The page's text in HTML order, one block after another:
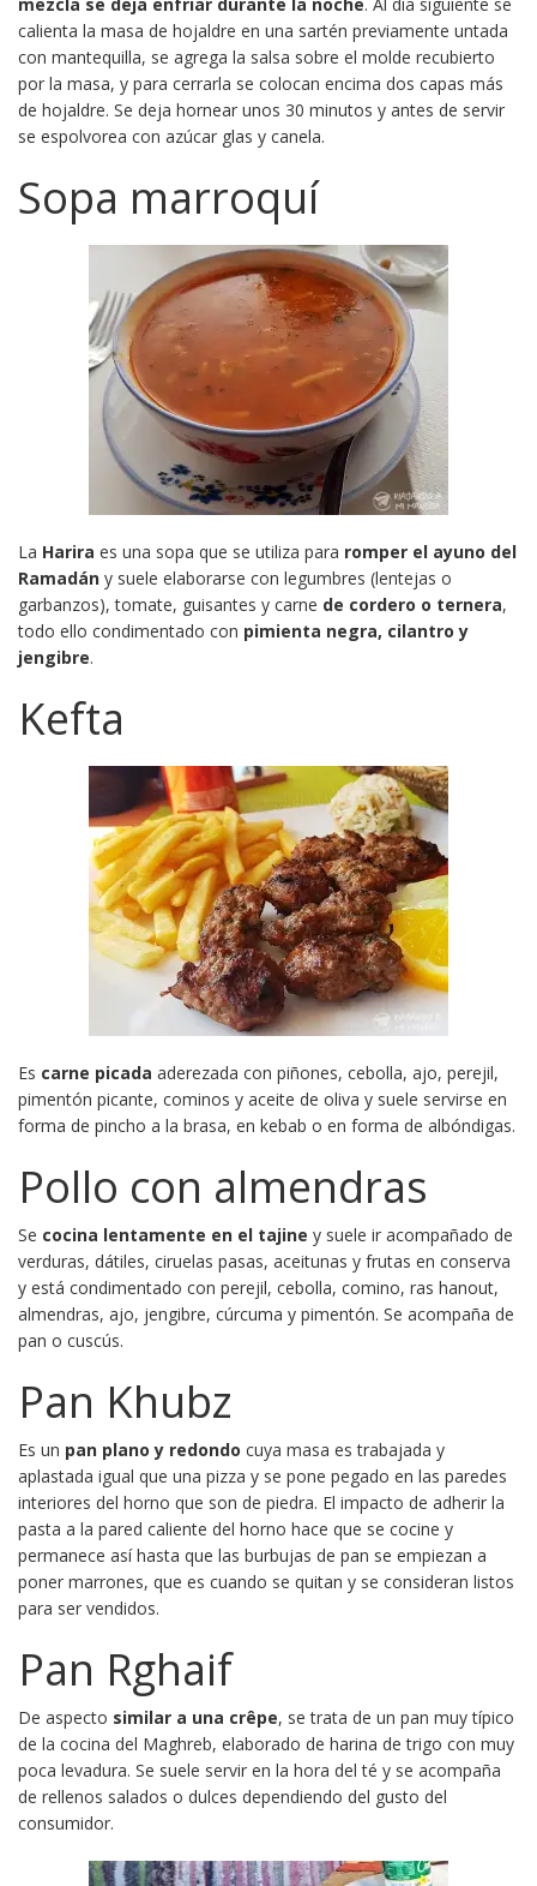
mezcla se deja enfriar durante la noche. Al día siguiente se
calienta la masa de hojaldre en una sartén previamente untada
con mantequilla, se agrega la salsa sobre el molde recubierto
por la masa, y para cerrarla se colocan encima dos capas más
de hojaldre. Se deja hornear unos 30 minutos y antes de servir
se espolvorea con azúcar glas y canela.
Sopa marroquí
La Harira es una sopa que se utiliza para romper el ayuno del
Ramadán y suele elaborarse con legumbres (lentejas o
garbanzos), tomate, guisantes y carne de cordero o ternera,
todo ello condimentado con pimienta negra, cilantro y
jengibre.
Kefta
Es carne picada aderezada con piñones, cebolla, ajo, perejil,
pimentón picante, cominos y aceite de oliva y suele servirse en
forma de pincho a la brasa, en kebab o en forma de albóndigas.
Pollo con almendras
Se cocina lentamente en el tajine y suele ir acompañado de
verduras, dátiles, ciruelas pasas, aceitunas y frutas en conserva
y está condimentado con perejil, cebolla, comino, ras hanout,
almendras, ajo, jengibre, cúrcuma y pimentón. Se acompaña de
pan o cuscús.
Pan Khubz
Es un pan plano y redondo cuya masa es trabajada y
aplastada igual que una pizza y se pone pegado en las paredes
interiores del horno que son de piedra. El impacto de adherir la
pasta a la pared caliente del horno hace que se cocine y
permanece así hasta que las burbujas de pan se empiezan a
poner marrones, que es cuando se quitan y se consideran listos
para ser vendidos.
Pan Rghaif
De aspecto similar a una crêpe, se trata de un pan muy típico
de la cocina del Maghreb, elaborado de harina de trigo con muy
poca levadura. Se suele servir en la hora del té y se acompaña
de rellenos salados o dulces dependiendo del gusto del
consumidor.